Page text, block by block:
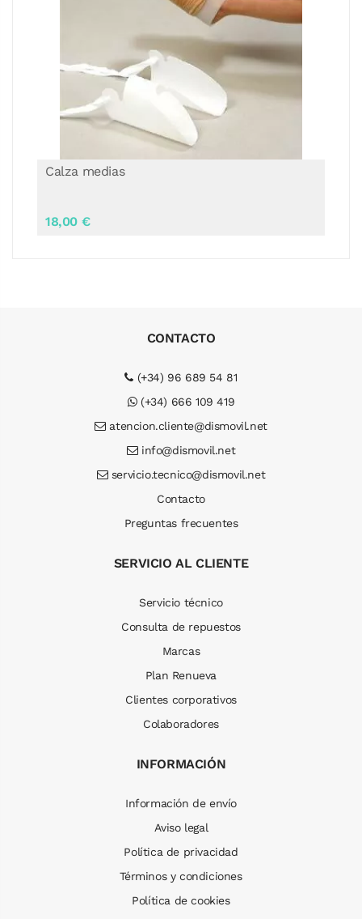
Calzador De Calcetines Flexible
19,00 €
CONTACTO
(+34) 96 689 54 81
(+34) 666 109 419
atencion.cliente@dismovil.net
info@dismovil.net
servicio.tecnico@dismovil.net
Contacto
Preguntas frecuentes
SERVICIO AL CLIENTE
Servicio técnico
Consulta de repuestos
Marcas
Plan Renueva
Clientes corporativos
Colaboradores
INFORMACIÓN
Información de envío
Aviso legal
Política de privacidad
Términos y condiciones
Política de cookies